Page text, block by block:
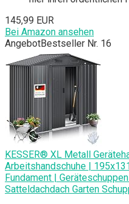
145,99 EUR
Bei Amazon ansehen
AngebotBestseller Nr. 16
KESSER® XL Metall
Arbeitshandschuhe |
Fundament |
Satteldachdach Garten